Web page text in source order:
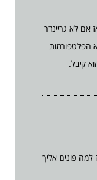
אם לא גריינדר
הפלטפורמות
קיבל.
למה פונים אליך